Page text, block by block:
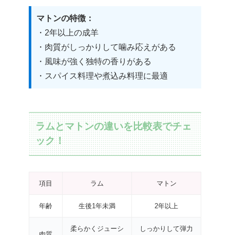
マトンの特徴：
・2年以上の成羊
・肉質がしっかりして噛み応えがある
・風味が強く独特の香りがある
・スパイス料理や煮込み料理に最適
ラムとマトンの違いを比較表でチェ
ック！
項目 ラム マトン
年齢 生後1年未満 2年以上
柔らかくジューシ しっかりして弾力